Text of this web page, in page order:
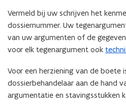
Vermeld bij uw schrijven het
dossiernummer. Uw
van uw argumenten of de
voor elk tegenargument ook
Voor een herziening van de boete
dossierbehandelaar aan de hand
argumentatie en stavingsstukken